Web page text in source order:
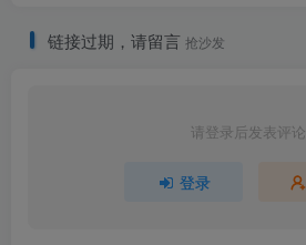
链接过期，请留言 抢沙发
请登录后发表评论
登录